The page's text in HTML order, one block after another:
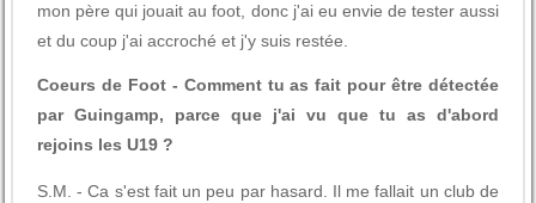
mon père qui jouait au foot, donc j'ai eu envie de tester aussi
et du coup j'ai accroché et j'y suis restée.
Coeurs de Foot - Comment tu as fait pour être détectée
par Guingamp, parce que j'ai vu que tu as d'abord
rejoins les U19 ?
S.M. - Ca s'est fait un peu par hasard. Il me fallait un club de